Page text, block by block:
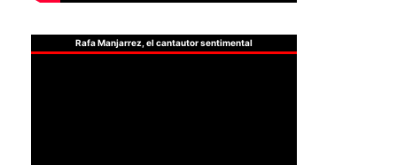
Rafa Manjarrez, el cantautor sentimental